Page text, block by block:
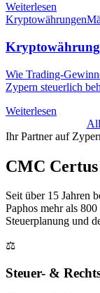
Weiterlesen
Kryptowährungen
Wie Trading-
Zypern steuerlich
Weiterlesen
Ihr Partner auf
CMC
Seit über 15 Jahren
Paphos mehr als
Steuerplanung und
⚖️
Steuer- &